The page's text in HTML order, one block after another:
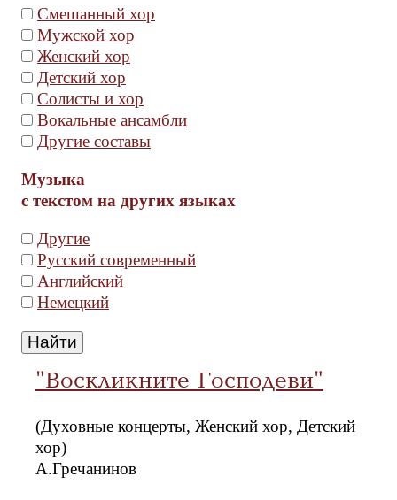
Смешанный хор
Мужской хор
Женский хор
Детский хор
Солисты и хор
Вокальные ансамбли
Другие составы
Музыка
с текстом на других языках
Другие
Русский современный
Английский
Немецкий
"Воскликните Господеви"
(Духовные концерты, Женский хор, Детский
хор)
А.Гречанинов